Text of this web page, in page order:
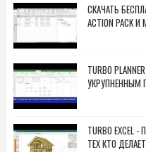
СКАЧАТЬ
ACTION PACK И
TURBO
УКРУПНЕННЫМ
TURBO
ТЕХ КТО